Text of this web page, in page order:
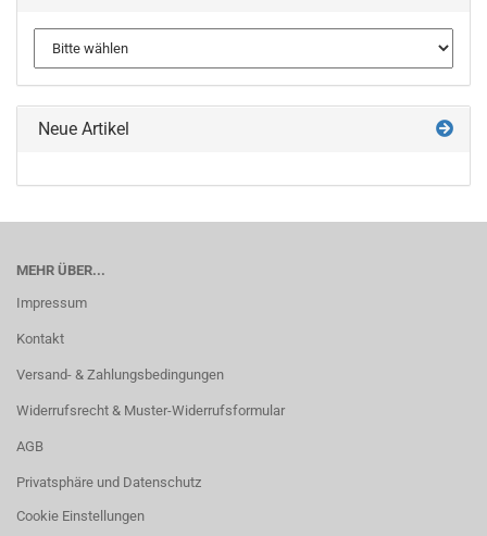
Neue Artikel
MEHR ÜBER...
Impressum
Kontakt
Versand- & Zahlungsbedingungen
Widerrufsrecht & Muster-Widerrufsformular
AGB
Privatsphäre und Datenschutz
Cookie Einstellungen